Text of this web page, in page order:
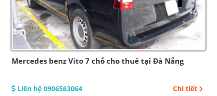
Mercedes benz Vito 7 chỗ cho thuê tại Đà Nẵng
Liên hệ 0906563064 Chi tiết